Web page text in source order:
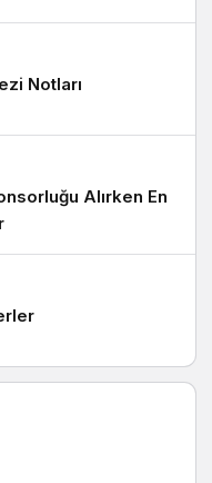
Notları
Alırken En